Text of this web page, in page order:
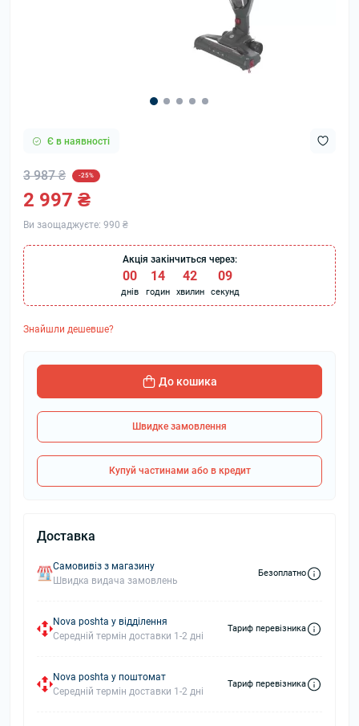
Є в наявності
3 987 ₴ -25%
2 997 ₴
Ви заощаджуєте: 990 ₴
Акція закінчиться через:
00
днів
14
годин
42
хвилин
09
секунд
Знайшли дешевше?
До кошика
Швидке замовлення
Купуй частинами або в кредит
Доставка
Самовивіз з магазину
Швидка видача замовлень
Безоплатно
Nova poshta у відділення
Середній термін доставки 1-2 дні
Тариф перевізника
Nova poshta у поштомат
Середній термін доставки 1-2 дні
Тариф перевізника